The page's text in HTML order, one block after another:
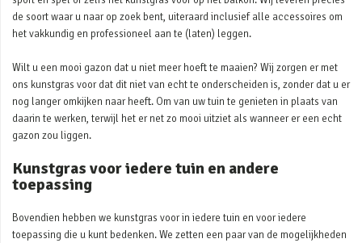
de soort waar u naar op zoek bent, uiteraard inclusief alle accessoires om
het vakkundig en professioneel aan te (laten) leggen.
Wilt u een mooi gazon dat u niet meer hoeft te maaien? Wij zorgen er met
ons kunstgras voor dat dit niet van echt te onderscheiden is, zonder dat u er
nog langer omkijken naar heeft. Om van uw tuin te genieten in plaats van
daarin te werken, terwijl het er net zo mooi uitziet als wanneer er een echt
gazon zou liggen.
Kunstgras voor iedere tuin en andere
toepassing
Bovendien hebben we kunstgras voor in iedere tuin en voor iedere
toepassing die u kunt bedenken. We zetten een paar van de mogelijkheden